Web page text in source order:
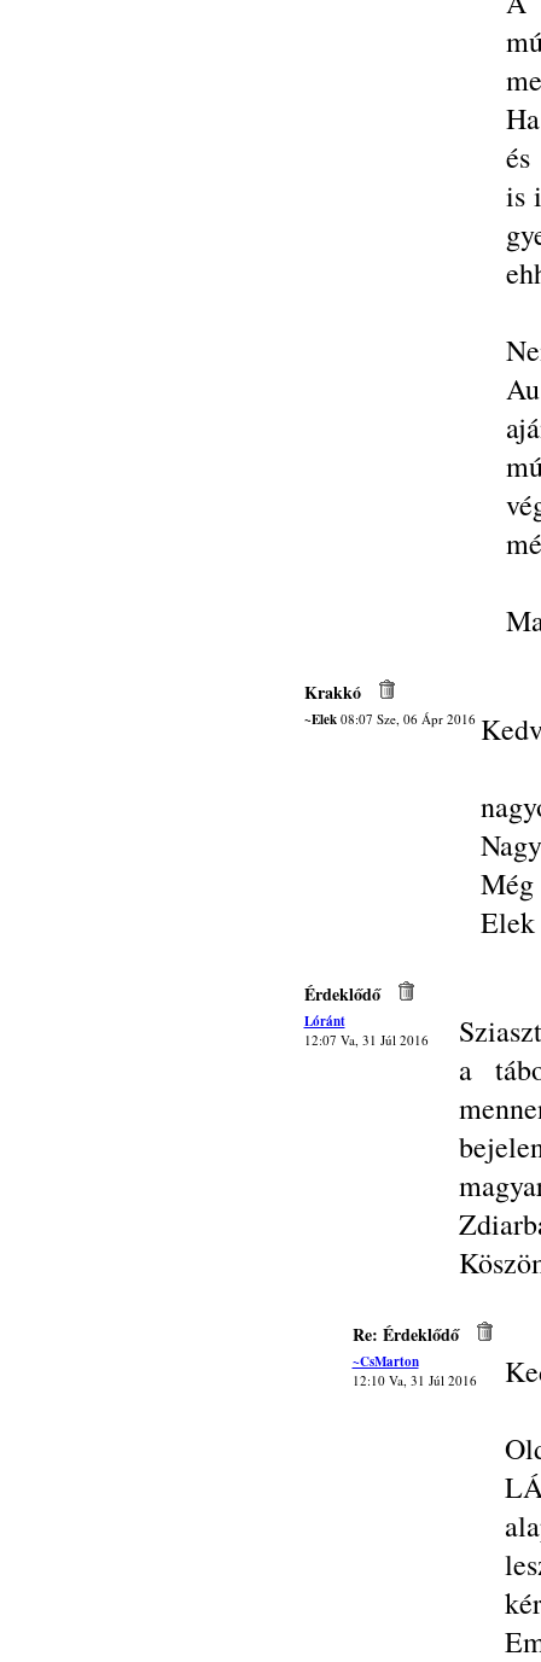
is
Krakkó
~Elek08:07 Sze, 06 Ápr 2016
Még
Elek
Érdeklődő
Lóránt
12:07 Va, 31 Júl 2016
a
Re: Érdeklődő
~CsMarton
12:10 Va, 31 Júl 2016